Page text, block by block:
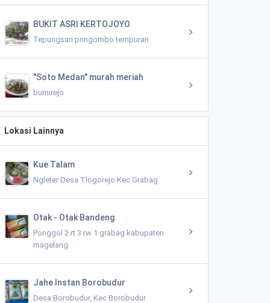
BUKIT ASRI KERTOJOYO
Tepungsari pringombo tempuran
"Soto Medan" murah meriah
bumirejo
Lokasi Lainnya
Kue Talam
Ngleter Desa Tlogorejo Kec Grabag
Otak - Otak Bandeng
Ponggol 2 rt 3 rw 1 grabag kabupaten
magelang
Jahe Instan Borobudur
Desa Borobudur, Kec Borobudur